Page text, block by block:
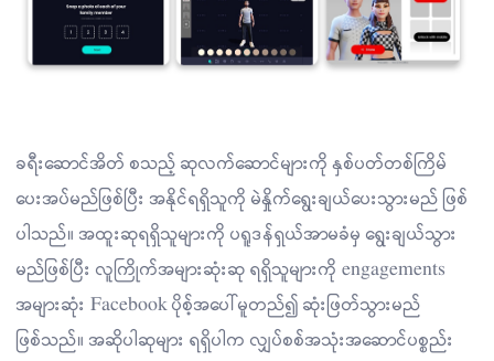
ခရီးဆောင်အိတ် စသည့် ဆုလက်ဆောင်များကို နှစ်ပတ်တစ်ကြိမ်
ပေးအပ်မည်ဖြစ်ပြီး အနိုင်ရရှိသူကို မဲနှိုက်ရွေးချယ်ပေးသွားမည် ဖြစ်
ပါသည်။ အထူးဆုရရှိသူများကို ပရူဒန်ရှယ်အာမခံမှ ရွေးချယ်သွား
မည်ဖြစ်ပြီး လူကြိုက်အများဆုံးဆု ရရှိသူများကို engagements
အများဆုံး Facebook ပိုစ့်အပေါ်မူတည်၍ ဆုံးဖြတ်သွားမည်
ဖြစ်သည်။ အဆိုပါဆုများ ရရှိပါက လျှပ်စစ်အသုံးအဆောင်ပစ္စည်း